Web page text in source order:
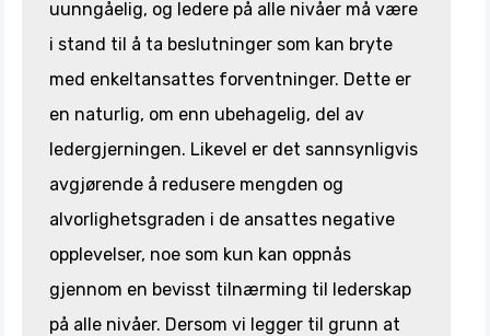
uunngåelig, og ledere på alle nivåer må være
i stand til å ta beslutninger som kan bryte
med enkeltansattes forventninger. Dette er
en naturlig, om enn ubehagelig, del av
ledergjerningen. Likevel er det sannsynligvis
avgjørende å redusere mengden og
alvorlighetsgraden i de ansattes negative
opplevelser, noe som kun kan oppnås
gjennom en bevisst tilnærming til lederskap
på alle nivåer. Dersom vi legger til grunn at